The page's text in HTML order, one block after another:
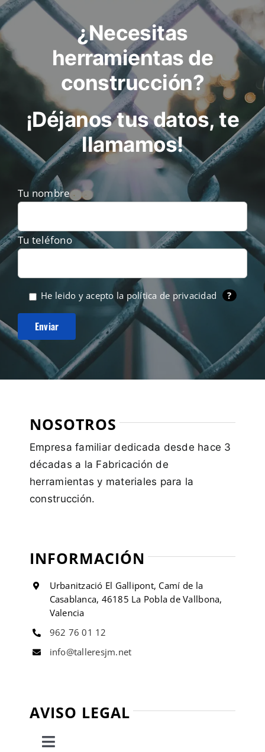
¿Necesitas
herramientas de
construcción?
¡Déjanos tus datos, te
llamamos!
Tu nombre
Tu teléfono
He leido y acepto la política de privacidad ?
NOSOTROS
Empresa familiar dedicada desde hace 3
décadas a la Fabricación de
herramientas y materiales para la
construcción.
INFORMACIÓN
Urbanització El Gallipont, Camí de la
Casablanca, 46185 La Pobla de Vallbona,
Valencia
962 76 01 12
info@talleresjm.net
AVISO LEGAL
Toggle